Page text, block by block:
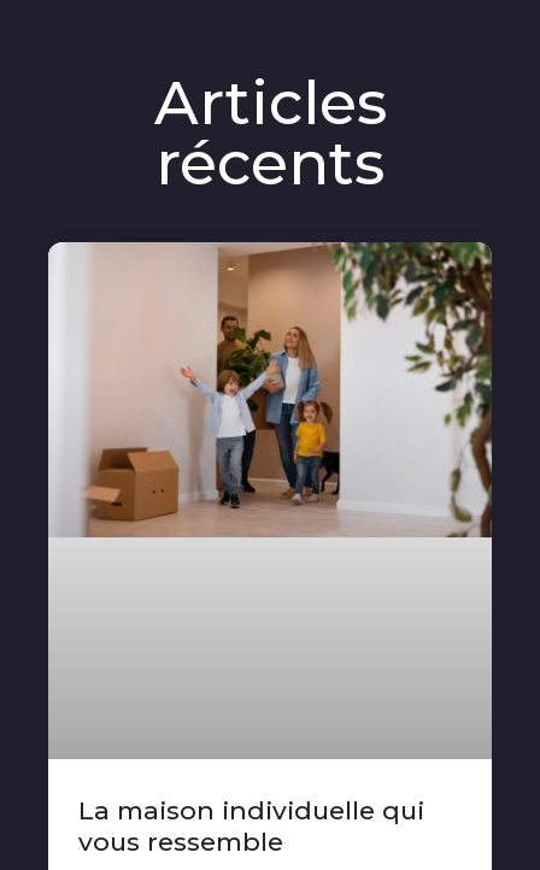
Articles
récents
La maison individuelle qui
vous ressemble